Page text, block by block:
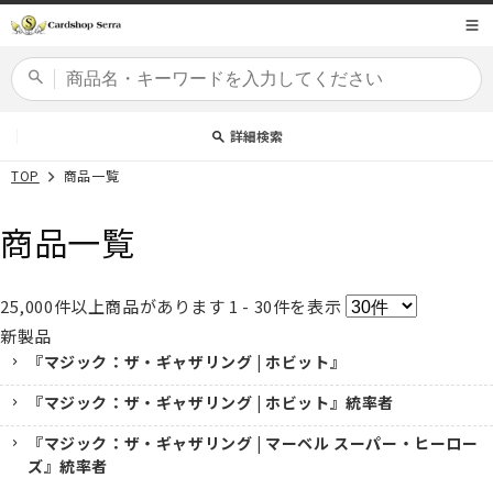
ンツに
詳細検索
商品コード
カードセット
TOP 商品一覧
商品一覧
25,000件以上商品があります 1 - 30件を表示
新製品
『マジック：ザ・ギャザリング | ホビット』
『マジック：ザ・ギャザリング | ホビット』統率者
『マジック：ザ・ギャザリング | マーベル スーパー・ヒーロー
ズ』統率者